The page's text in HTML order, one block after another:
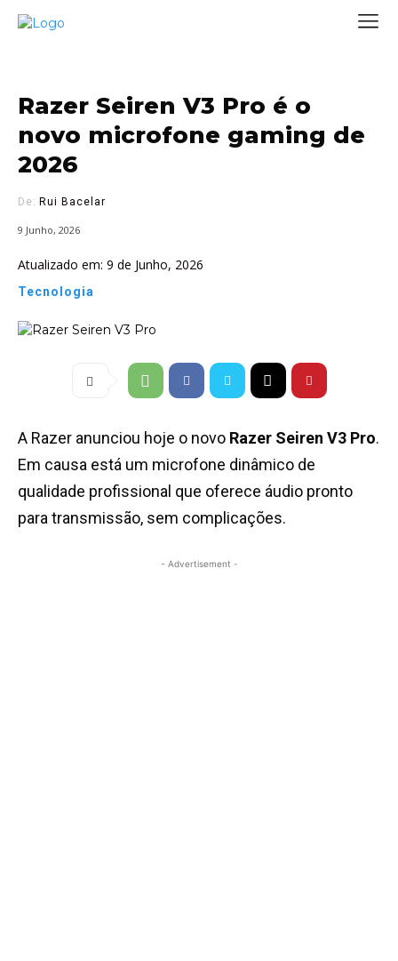
Razer Seiren V3 Pro é o
novo microfone gaming de
2026
De: Rui Bacelar
9 Junho, 2026
Atualizado em: 9 de Junho, 2026
Tecnologia
A Razer anunciou hoje o novo Razer Seiren V3 Pro.
Em causa está um microfone dinâmico de
qualidade profissional que oferece áudio pronto
para transmissão, sem complicações.
- Advertisement -